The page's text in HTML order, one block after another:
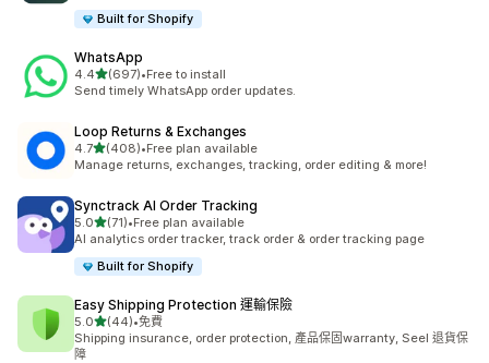
Built for Shopify
WhatsApp
4.4滿分 5 顆星
(697)
共有 697 則評價
•Free to install
Send timely WhatsApp order updates.
Loop Returns & Exchanges
4.7滿分 5 顆星
(408)
共有 408 則評價
•Free plan available
Manage returns, exchanges, tracking, order editing & more!
Synctrack AI Order Tracking
5.0滿分 5 顆星
(71)
共有 71 則評價
•Free plan available
AI analytics order tracker, track order & order tracking page
Built for Shopify
Easy Shipping Protection 運輸保險
5.0滿分 5 顆星
(44)
共有 44 則評價
•免費
Shipping insurance, order protection, 產品保固warranty, Seel 退貨保
障